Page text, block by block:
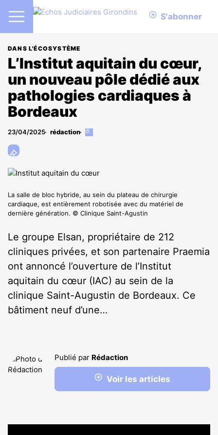
S'abonner
DANS L'ÉCOSYSTÈME
L’Institut aquitain du cœur,
un nouveau pôle dédié aux
pathologies cardiaques à
Bordeaux
23/04/2025 rédaction
Cet
aux
abonnés
La salle de bloc hybride, au sein du plateau de chirurgie
cardiaque, est entièrement robotisée avec du matériel de
dernière génération. © Clinique Saint-Agustin
Le groupe Elsan, propriétaire de 212
cliniques privées, et son partenaire Praemia
ont annoncé l’ouverture de l’Institut
aquitain du cœur (IAC) au sein de la
clinique Saint-Augustin de Bordeaux. Ce
bâtiment neuf d’une…
Publié par Rédaction
Voir les articles